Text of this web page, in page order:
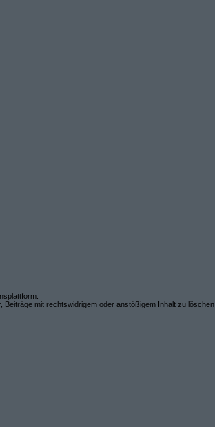
mit rechtswidrigem oder anstößigem Inhalt zu löschen.